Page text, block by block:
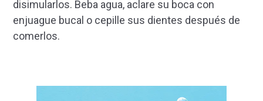
disimularlos. Beba agua, aclare su boca con
enjuague bucal o cepille sus dientes después de
comerlos.